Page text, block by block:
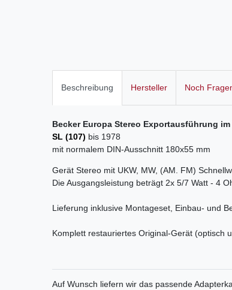
Beschreibung Hersteller Noch
Becker Europa Stereo Exportausführung
SL (107) bis 1978
mit normalem DIN-Ausschnitt 180x55 mm
Gerät Stereo mit UKW, MW, (AM. FM)
Die Ausgangsleistung beträgt 2x 5/7 Watt - 4
Lieferung inklusive Montageset, Einbau- und
Komplett restauriertes Original-Gerät (optisch
Auf Wunsch liefern wir das passende